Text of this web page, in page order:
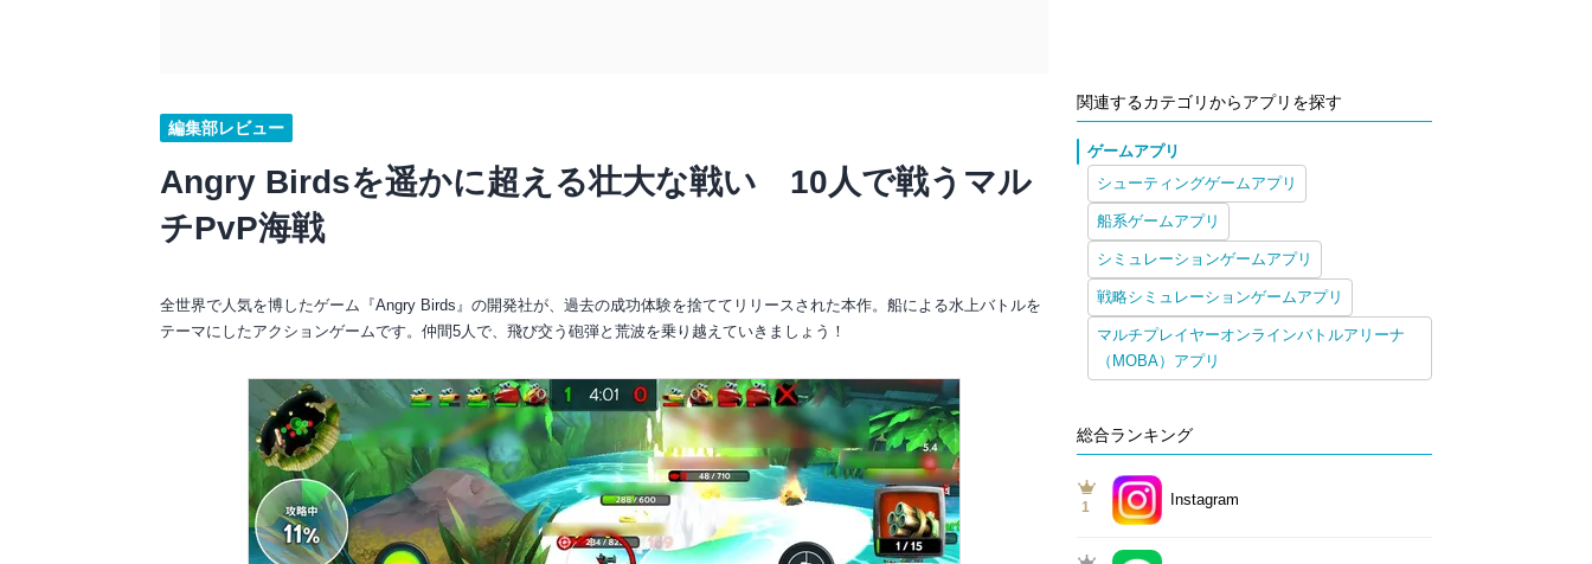
編集部レビュー
Angry Birdsを遥かに超える壮大な戦い 10人で戦うマル
チPvP海戦
全世界で人気を博したゲーム『Angry Birds』の開発社が、過去の成功体験を捨ててリリースされた本作。船による水上バトルを
テーマにしたアクションゲームです。仲間5人で、飛び交う砲弾と荒波を乗り越えていきましょう！
関連するカテゴリからアプリを探す
ゲームアプリ
シューティングゲームアプリ
船系ゲームアプリ
シミュレーションゲームアプリ
戦略シミュレーションゲームアプリ
マルチプレイヤーオンラインバトルアリーナ
（MOBA）アプリ
総合ランキング
1 Instagram